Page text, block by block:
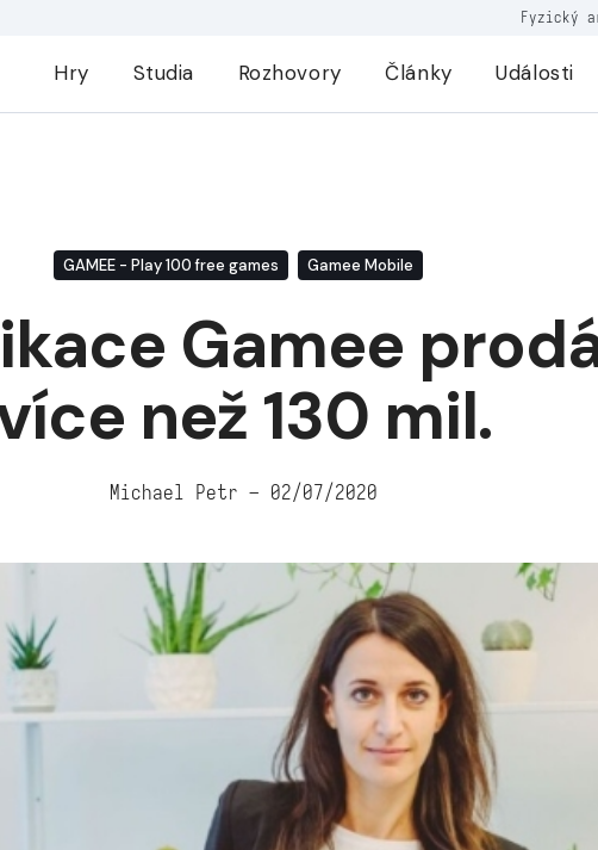
Fyzický
Hry Studia Rozhovory Články Události
GAMEE - Play 100 free games Gamee Mobile
Gamee
než 130 mil.
Michael Petr – 02/07/2020